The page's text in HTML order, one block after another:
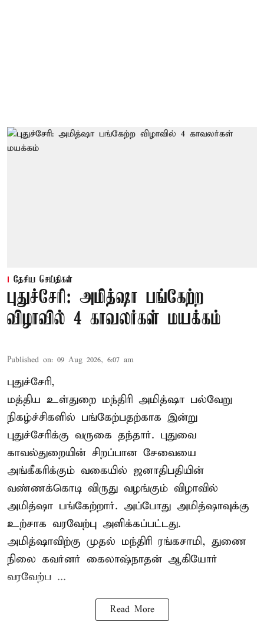
தேசிய செய்திகள்
புதுச்சேரி: அமித்ஷா பங்கேற்ற
விழாவில் 4 காவலர்கள் மயக்கம்
Published on: 09 Aug 2026, 6:07 am
புதுச்சேரி,
மத்திய உள்துறை மந்திரி அமித்ஷா பல்வேறு
நிகழ்ச்சிகளில் பங்கேற்பதற்காக இன்று
புதுச்சேரிக்கு வருகை தந்தார். புதுவை
காவல்துறையின் சிறப்பான சேவையை
அங்கீகரிக்கும் வகையில் ஜனாதிபதியின்
வண்ணக்கொடி விருது வழங்கும் விழாவில்
அமித்ஷா பங்கேற்றார். அப்போது அமித்ஷாவுக்கு
உற்சாக வரவேற்பு அளிக்கப்பட்டது.
அமித்ஷாவிற்கு முதல் மந்திரி ரங்கசாமி, துணை
நிலை கவர்னர் கைலாஷ்நாதன் ஆகியோர்
வரவேற்ப ...
Read More